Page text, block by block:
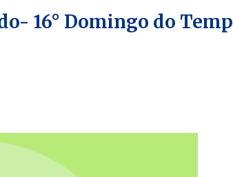
16° Domingo do